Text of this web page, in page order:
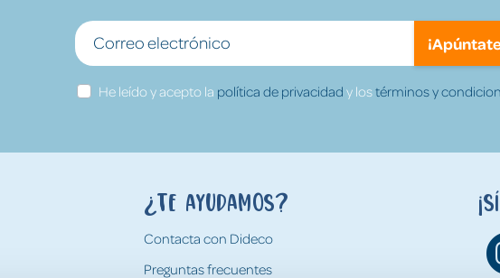
He leído y acepto la política de privacidad y lostérminos y
¿Te ayudamos?
Contacta con Dideco
Preguntas frecuentes